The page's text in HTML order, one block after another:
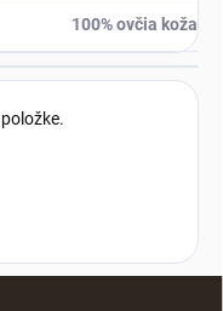
100% ovčia koža